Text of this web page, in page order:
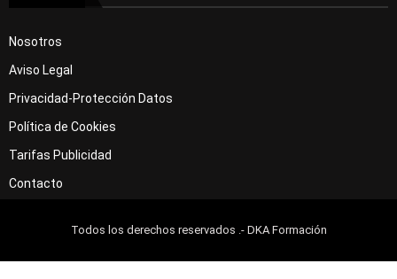
Nosotros
Aviso Legal
Privacidad-Protección Datos
Política de Cookies
Tarifas Publicidad
Contacto
Todos los derechos reservados .- DKA Formación